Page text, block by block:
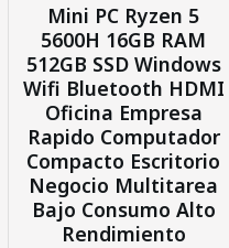
Mini PC Ryzen 5
5600H 16GB RAM
512GB SSD Windows
Wifi Bluetooth HDMI
Oficina Empresa
Rapido Computador
Compacto Escritorio
Negocio Multitarea
Bajo Consumo Alto
Rendimiento